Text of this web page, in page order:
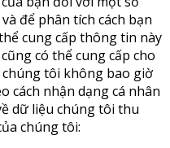
để phân tích cách bạn
cung cấp thông tin này
có thể cung cấp cho
tôi không bao giờ
cách nhận dạng cá nhân
dữ liệu chúng tôi thu
chúng tôi: